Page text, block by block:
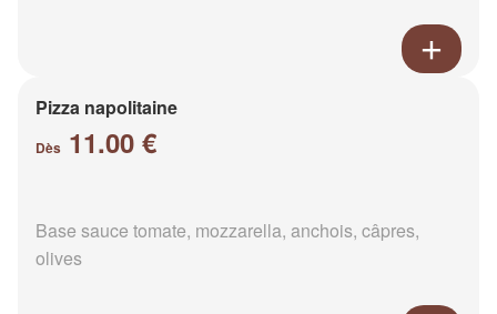
Pizza napolitaine
Dès 11.00 €
Base sauce tomate, mozzarella, anchois, câpres,
olives